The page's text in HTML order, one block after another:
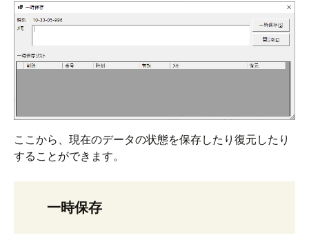
ここから、現在のデータの状態を保存したり復元したり
することができます。
一時保存